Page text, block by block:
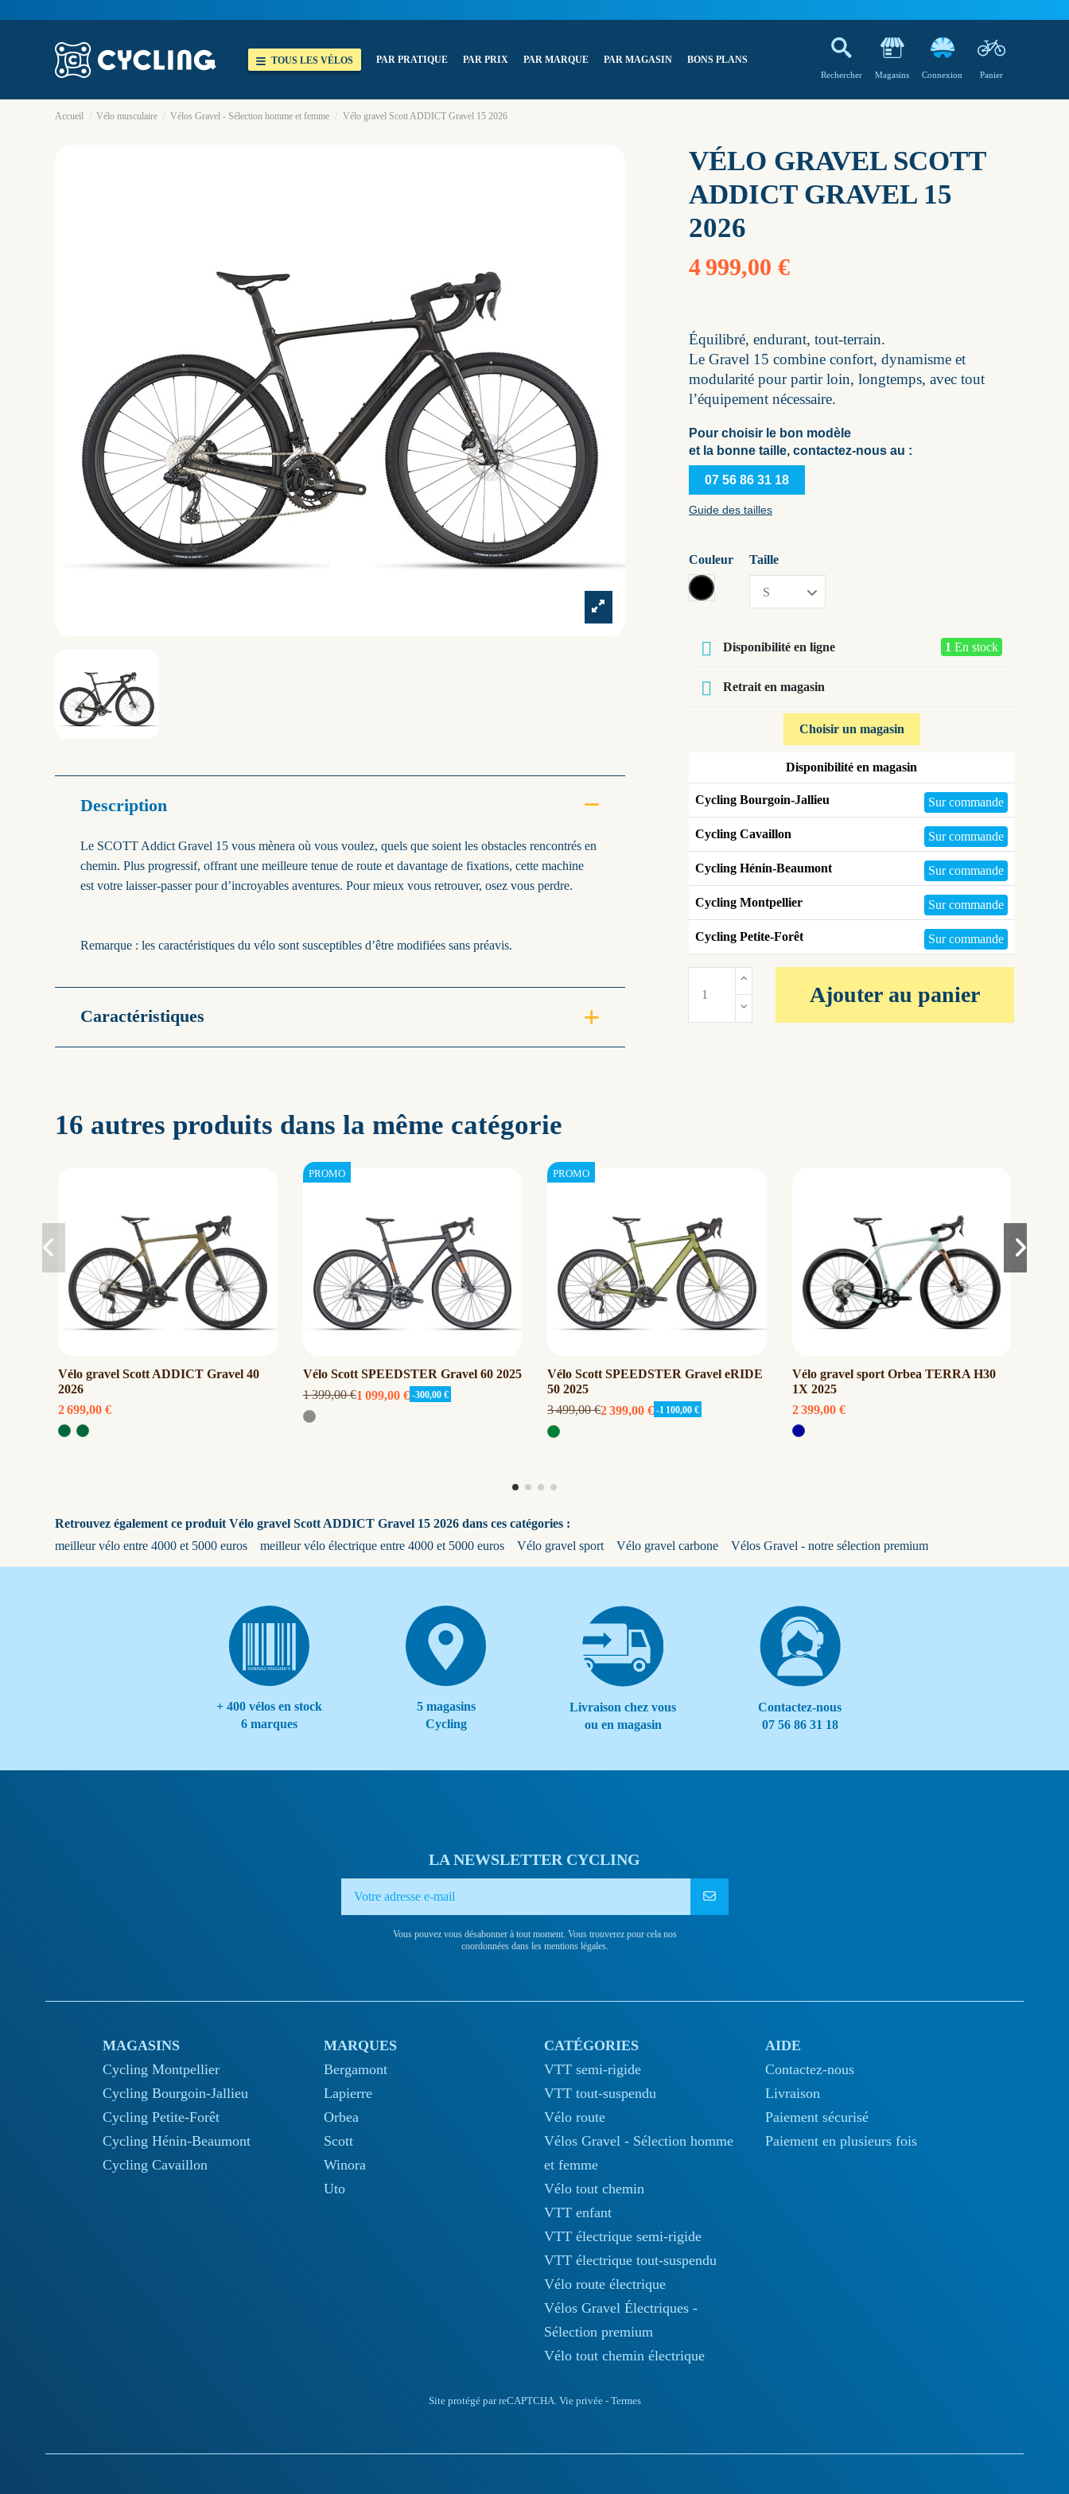
TOUS LES VÉLOS PAR PRATIQUE PAR PRIX PAR MARQUE PAR MAGASIN BONS PLANS
Rechercher Magasins Connexion Panier
Accueil Vélo musculaire Vélos Gravel - Sélection homme et femme Vélo gravel Scott ADDICT Gravel 15 2026
Description
Le SCOTT Addict Gravel 15 vous mènera où vous voulez, quels que soient les obstacles rencontrés en
chemin. Plus progressif, offrant une meilleure tenue de route et davantage de fixations, cette machine
est votre laisser-passer pour d’incroyables aventures. Pour mieux vous retrouver, osez vous perdre.
Remarque : les caractéristiques du vélo sont susceptibles d’être modifiées sans préavis.
Caractéristiques
VÉLO GRAVEL SCOTT
ADDICT GRAVEL 15
2026
4 999,00 €
Équilibré, endurant, tout-terrain.
Le Gravel 15 combine confort, dynamisme et
modularité pour partir loin, longtemps, avec tout
l’équipement nécessaire.
Pour choisir le bon modèle
et la bonne taille, contactez-nous au :
07 56 86 31 18
Guide des tailles
Couleur
carbon black
Taille
Disponibilité en ligne 1 En stock
Retrait en magasin
Choisir un magasin
Disponibilité en magasin
Cycling Bourgoin-Jallieu Sur commande
Cycling Cavaillon Sur commande
Cycling Hénin-Beaumont Sur commande
Cycling Montpellier Sur commande
Cycling Petite-Forêt Sur commande
Ajouter au panier
16 autres produits dans la même catégorie
Vélo gravel Scott ADDICT Gravel 40
2026
2 699,00 €
Vélo Scott SPEEDSTER Gravel 60 2025
1 399,00 €1 099,00 € -300,00 €
Vélo Scott SPEEDSTER Gravel eRIDE
50 2025
3 499,00 €2 399,00 € -1 100,00 €
Vélo gravel sport Orbea TERRA H30
1X 2025
2 399,00 €
Retrouvez également ce produit Vélo gravel Scott ADDICT Gravel 15 2026 dans ces catégories :
meilleur vélo entre 4000 et 5000 euros
meilleur vélo électrique entre 4000 et 5000 euros Vélo gravel sport Vélo gravel carbone Vélos Gravel - notre sélection premium
+ 400 vélos en stock
6 marques
5 magasins
Cycling
Livraison chez vous
ou en magasin
Contactez-nous
07 56 86 31 18
LA NEWSLETTER CYCLING
Vous pouvez vous désabonner à tout moment. Vous trouverez pour cela nos
coordonnées dans les mentions légales.
MAGASINS
Cycling Montpellier
Cycling Bourgoin-Jallieu
Cycling Petite-Forêt
Cycling Hénin-Beaumont
Cycling Cavaillon
MARQUES
Bergamont
Lapierre
Orbea
Scott
Winora
Uto
CATÉGORIES
VTT semi-rigide
VTT tout-suspendu
Vélo route
Vélos Gravel - Sélection homme
et femme
Vélo tout chemin
VTT enfant
VTT électrique semi-rigide
VTT électrique tout-suspendu
Vélo route électrique
Vélos Gravel Électriques -
Sélection premium
Vélo tout chemin électrique
AIDE
Contactez-nous
Livraison
Paiement sécurisé
Paiement en plusieurs fois
Site protégé par reCAPTCHA. Vie privée- Termes